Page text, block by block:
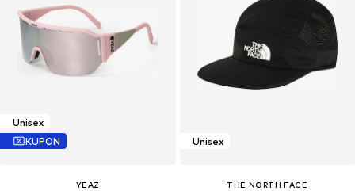
Unisex
KUPON
YEAZ
Unisex
THE NORTH FACE